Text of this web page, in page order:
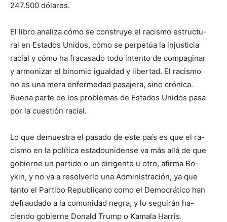
247.500 dólares.
El libro analiza cómo se construye el racismo estructu-
ral en Estados Unidos, cómo se perpetúa la injusticia
racial y cómo ha fracasado todo intento de compaginar
y armonizar el binomio igualdad y libertad. El racismo
no es una mera enfermedad pasajera, sino crónica.
Buena parte de los problemas de Estados Unidos pasa
por la cuestión racial.
Lo que demuestra el pasado de este país es que el ra-
cismo en la política estadounidense va más allá de que
gobierne un partido o un dirigente u otro, afirma Bo-
ykin, y no va a resolverlo una Administración, ya que
tanto el Partido Republicano como el Democrático han
defraudado a la comunidad negra, y lo seguirán ha-
ciendo gobierne Donald Trump o Kamala Harris.